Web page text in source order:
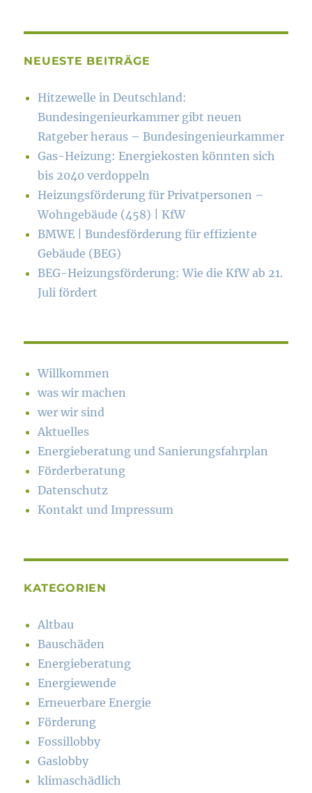
NEUESTE BEITRÄGE
Hitzewelle in Deutschland:
Bundesingenieurkammer gibt neuen
Ratgeber heraus – Bundesingenieurkammer
Gas-Heizung: Energiekosten könn­ten sich
bis 2040 verdoppeln
Heizungsförderung für Privatpersonen –
Wohngebäude (458) | KfW
BMWE | Bundesförderung für effiziente
Gebäude (BEG)
BEG-Heizungsförderung: Wie die KfW ab 21.
Juli fördert
Willkommen
was wir machen
wer wir sind
Aktuelles
Energieberatung und Sanierungsfahrplan
Förderberatung
Datenschutz
Kontakt und Impressum
KATEGORIEN
Altbau
Bauschäden
Energieberatung
Energiewende
Erneuerbare Energie
Förderung
Fossillobby
Gaslobby
klimaschädlich